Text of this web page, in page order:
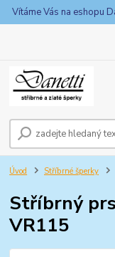
Vítáme Vás na eshopu
Úvod Stříbrné šperky
Stříbrný
VR115